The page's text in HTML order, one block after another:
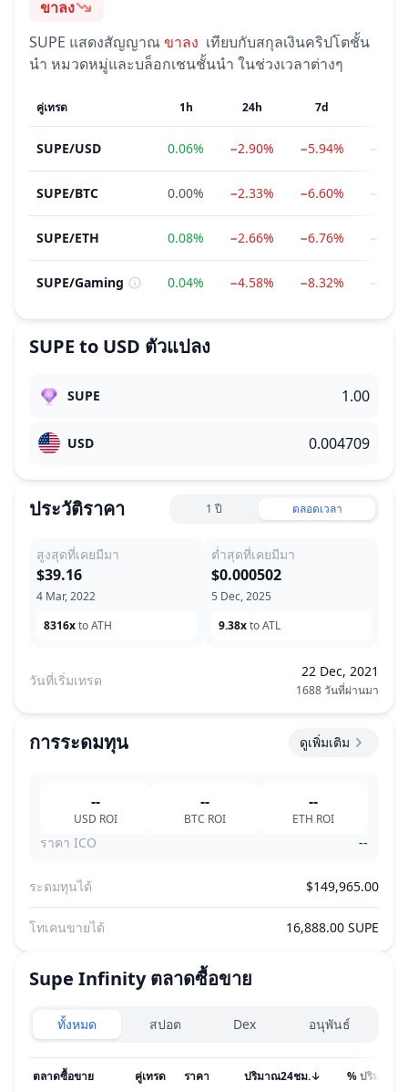
อารมณ์
ขาลง
SUPE แสดงสัญญาณขาลง เทียบกับสกุลเงินคริปโตชั้น
นำ หมวดหมู่และบล็อกเชนชั้นนำ ในช่วงเวลาต่างๆ
คู่เทรด 1h 24h 7d
SUPE/USD 0.06% −2.90% −5.94%
SUPE/BTC 0.00% −2.33% −6.60%
SUPE/ETH 0.08% −2.66% −6.76%
SUPE/Gaming 0.04% −4.58% −8.32%
SUPE to USD ตัวแปลง
SUPE
USD
ประวัติราคา 1 ปี ตลอดเวลา
สูงสุดที่เคยมีมา
4 Mar, 2022
$39.16
8316xto ATH
ต่ำสุดที่เคยมีมา
5 Dec, 2025
$0.000502
9.38xto ATL
วันที่เริ่มเทรด
22 Dec, 2021
1688 วันที่ผ่านมา
การระดมทุน ดูเพิ่มเติม
--
USD ROI
--
BTC ROI
--
ETH ROI
ราคา ICO --
ระดมทุนได้ $149,965.00
โทเคนขายได้ 16,888.00 SUPE
Supe Infinity ตลาดซื้อขาย
Exchanges type
ทั้งหมด สปอต Dex อนุพันธ์
ตลาดซื้อขาย คู่เทรด ราคา ↓
ปริมาณ24ชม. % ปริมาณ